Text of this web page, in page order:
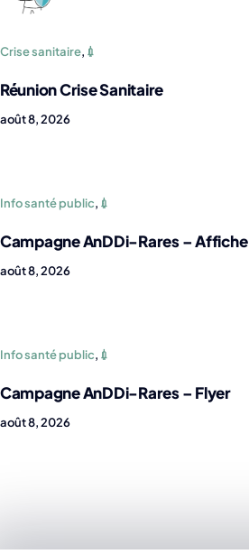
Crise sanitaire, 💉
Réunion Crise Sanitaire
août 8, 2026
Info santé public, 💉
Campagne AnDDi-Rares – Affiche
août 8, 2026
Info santé public, 💉
Campagne AnDDi-Rares – Flyer
août 8, 2026